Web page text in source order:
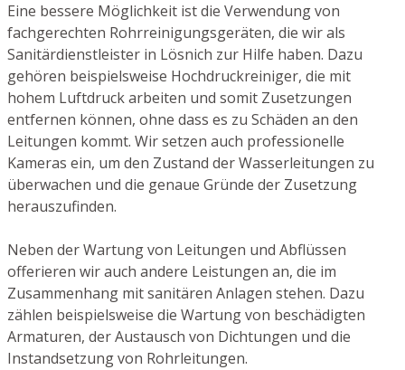
Eine bessere Möglichkeit ist die Verwendung von
fachgerechten Rohrreinigungsgeräten, die wir als
Sanitärdienstleister in Lösnich zur Hilfe haben. Dazu
gehören beispielsweise Hochdruckreiniger, die mit
hohem Luftdruck arbeiten und somit Zusetzungen
entfernen können, ohne dass es zu Schäden an den
Leitungen kommt. Wir setzen auch professionelle
Kameras ein, um den Zustand der Wasserleitungen zu
überwachen und die genaue Gründe der Zusetzung
herauszufinden.
Neben der Wartung von Leitungen und Abflüssen
offerieren wir auch andere Leistungen an, die im
Zusammenhang mit sanitären Anlagen stehen. Dazu
zählen beispielsweise die Wartung von beschädigten
Armaturen, der Austausch von Dichtungen und die
Instandsetzung von Rohrleitungen.